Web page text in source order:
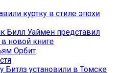
куртку в стиле эпохи
Билл Уаймен представил
в новой книге
Орбит
Битлз установили в Томске